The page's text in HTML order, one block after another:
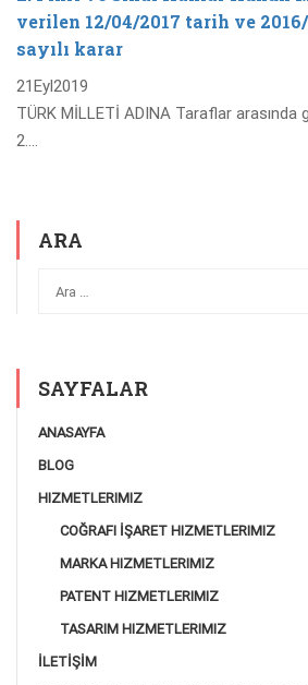
verilen 12/04/2017 tarih ve 2016/
sayılı karar
21Eyl2019
TÜRK MİLLETİ ADINA Taraflar arasında
2….
ARA
SAYFALAR
ANASAYFA
BLOG
HIZMETLERIMIZ
COĞRAFI İŞARET HIZMETLERIMIZ
MARKA HIZMETLERIMIZ
PATENT HIZMETLERIMIZ
TASARIM HIZMETLERIMIZ
İLETİŞİM